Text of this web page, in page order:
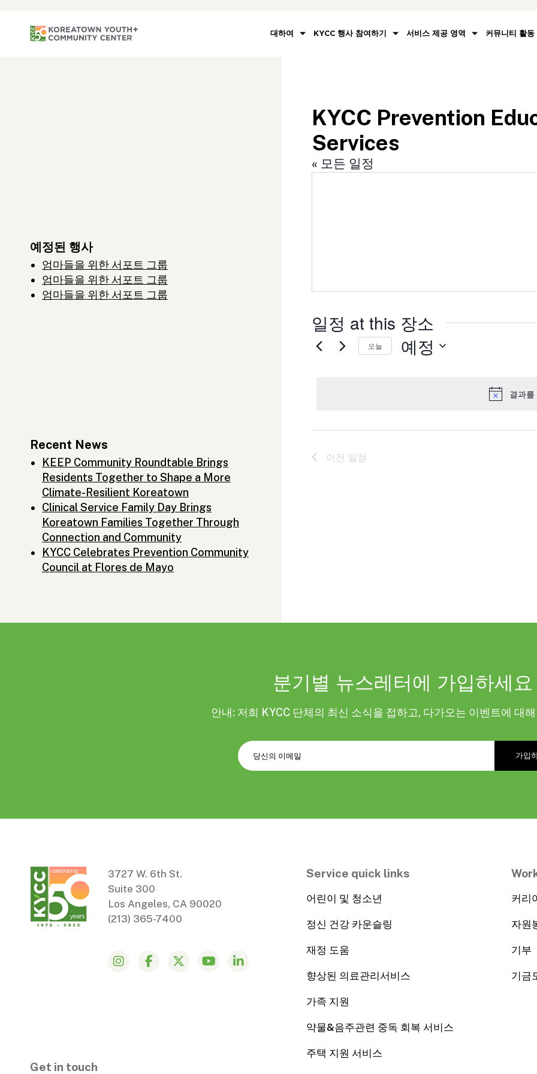
대하여 KYCC 행사 참여하기 서비스 제공 영역 커뮤니티 활동
예정된 행사
엄마들을 위한 서포트 그룹
엄마들을 위한 서포트 그룹
엄마들을 위한 서포트 그룹
Recent News
KEEP Community Roundtable Brings
Residents Together to Shape a More
Climate-Resilient Koreatown
Clinical Service Family Day Brings
Koreatown Families Together Through
Connection and Community
KYCC Celebrates Prevention Community
Council at Flores de Mayo
KYCC Prevention
Services
« 모든 일정
일정 at this 장소
결과
오늘 예정
택
이전 일정
분기별 뉴스레터에 가입하세요
안내: 저희 KYCC 단체의 최신 소식을 접하고, 다가오는 이벤트에 대
3727 W. 6th St.
Suite 300
Los Angeles, CA 90020
(213) 365-7400
Service quick links
어린이 및 청소년
정신 건강 카운슬링
재정 도움
향상된 의료관리서비스
가족 지원
약물&음주관련 중독 회복 서비스
주택 지원 서비스
커리
자원
기부
기금
Get in touch